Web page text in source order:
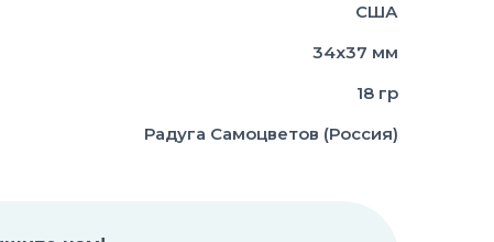
США
34х37 мм
18 гр
Радуга Самоцветов (Россия)